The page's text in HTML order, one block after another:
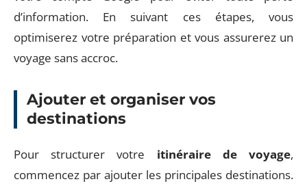
d’information. En suivant ces étapes, vous
optimiserez votre préparation et vous assurerez un
voyage sans accroc.
Ajouter et organiser vos
destinations
Pour structurer votre itinéraire de voyage,
commencez par ajouter les principales destinations.